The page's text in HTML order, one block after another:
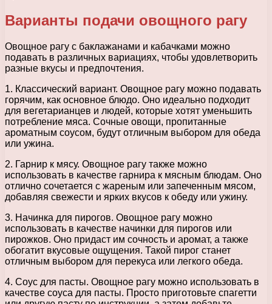
Варианты подачи овощного рагу
Овощное рагу с баклажанами и кабачками можно
подавать в различных вариациях, чтобы удовлетворить
разные вкусы и предпочтения.
1. Классический вариант. Овощное рагу можно подавать
горячим, как основное блюдо. Оно идеально подходит
для вегетарианцев и людей, которые хотят уменьшить
потребление мяса. Сочные овощи, пропитанные
ароматным соусом, будут отличным выбором для обеда
или ужина.
2. Гарнир к мясу. Овощное рагу также можно
использовать в качестве гарнира к мясным блюдам. Оно
отлично сочетается с жареным или запеченным мясом,
добавляя свежести и ярких вкусов к обеду или ужину.
3. Начинка для пирогов. Овощное рагу можно
использовать в качестве начинки для пирогов или
пирожков. Оно придаст им сочность и аромат, а также
обогатит вкусовые ощущения. Такой пирог станет
отличным выбором для перекуса или легкого обеда.
4. Соус для пасты. Овощное рагу можно использовать в
качестве соуса для пасты. Просто приготовьте спагетти